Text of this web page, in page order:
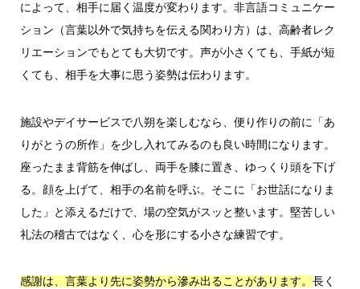
によって、相手に届く温度が変わります。非言語コミュニケー
ション（言葉以外で気持ちを伝える関わり方）は、高齢者レク
リエーションでもとても大切です。声が小さくても、手紙が短
くても、相手を大事に思う姿勢は伝わります。
施設やデイサービスで八朔を楽しむなら、便り作りの前に「あ
りがとうの所作」を少し入れてみるのも良い時間になります。
座ったまま背筋を伸ばし、両手を膝に置き、ゆっくり頭を下げ
る。顔を上げて、相手の名前を呼ぶ。そこに「お世話になりま
した」と添えるだけで、場の空気がスッと整います。堅苦しい
礼法の稽古ではなく、心を形にする小さな練習です。
感謝は、言葉より先に姿勢から滲み出ることがあります。 長く